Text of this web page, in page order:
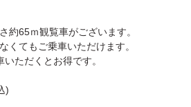
約65ｍ観覧車がございます。
くてもご乗車いただけます。
ただくとお得です。
)